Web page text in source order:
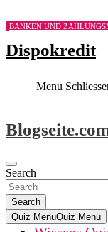
BANKEN UND
Dispokredit
Menu
Skip
to
Search
Search
Quiz MenüQuiz Menü